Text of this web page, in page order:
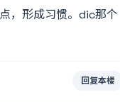
，形成习惯。dic那个
回复本楼